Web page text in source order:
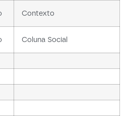
Contexto
Coluna Social